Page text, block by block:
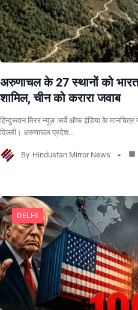
अरुणाचल के 27 स्थानों को
शामिल, चीन को करारा जवाब
हिन्दुस्तान मिरर न्यूज़ :सर्वे ऑफ इंडिया के
दिल्ली। अरुणाचल प्रदेश…
By Hindustan Mirror News
DELHI